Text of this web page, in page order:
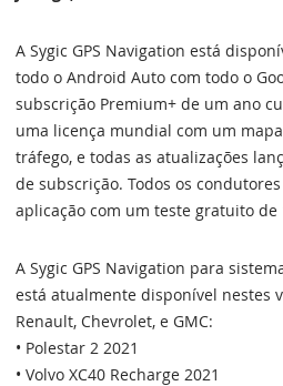
A Sygic GPS Navigation está
todo o Android Auto com todo o
subscrição Premium+ de um ano
uma licença mundial com um
tráfego, e todas as atualizações
de subscrição. Todos os
aplicação com um teste gratuito de
A Sygic GPS Navigation para
está atualmente disponível nestes
Renault, Chevrolet, e GMC:
• Polestar 2 2021
• Volvo XC40 Recharge 2021